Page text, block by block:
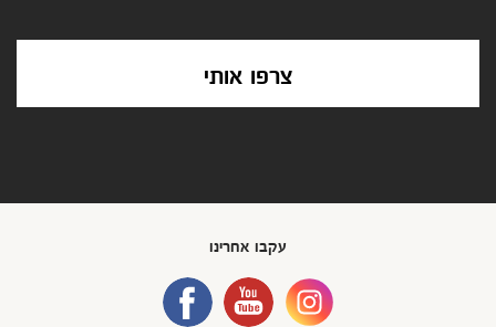
צרפו אותי
עקבו אחרינו